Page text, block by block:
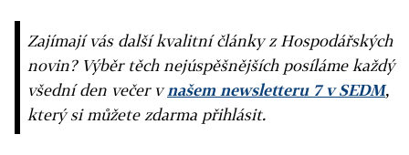
Zajímají vás další kvalitní články z Hospodářských
novin? Výběr těch nejúspěšnějších posíláme každý
všední den večer vnašem newsletteru 7 v SEDM,
který si můžete zdarma přihlásit.